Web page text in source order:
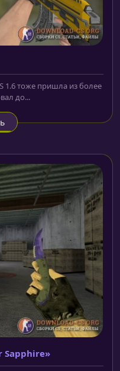
1.6 тоже пришла из более
до...
Sapphire»